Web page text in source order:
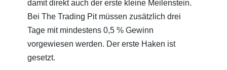
damit direkt auch der erste kleine Meilenstein.
Bei The Trading Pit müssen zusätzlich drei
Tage mit mindestens 0,5 % Gewinn
vorgewiesen werden. Der erste Haken ist
gesetzt.